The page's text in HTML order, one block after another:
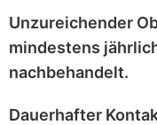
Unzureichender
mindestens
nachbehandelt.
Dauerhafter